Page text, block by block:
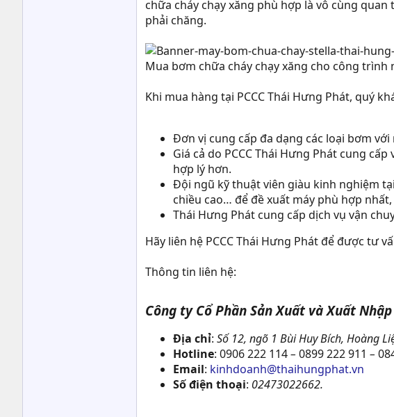
chữa cháy chạy xăng phù hợp là vô cùng
phải chăng.
Mua bơm chữa cháy chạy xăng cho công trình
Khi mua hàng tại PCCC Thái Hưng Phát, quý
Đơn vị cung cấp đa dạng các loại bơm
Giá cả do PCCC Thái Hưng Phát cung
hợp lý hơn.
Đội ngũ kỹ thuật viên giàu kinh nghiệm
chiều cao… để đề xuất máy phù hợp
Thái Hưng Phát cung cấp dịch vụ vận
Hãy liên hệ PCCC Thái Hưng Phát để được tư
Thông tin liên hệ:
Công ty Cổ Phần Sản Xuất và Xuất
Địa chỉ: Số 12, ngõ 1 Bùi Huy Bích, Hoàng
Hotline: 0906 222 114– 0899 222 911 –
Email: kinhdoanh@thaihungphat.vn
Số điện thoại: 02473022662.